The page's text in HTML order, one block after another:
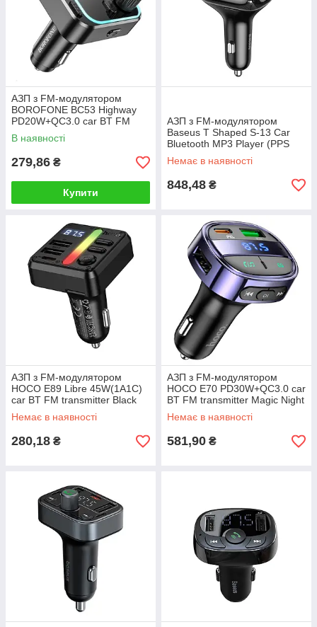
АЗП з FM-модулятором
BOROFONE BC53 Highway
PD20W+QC3.0 car BT FM
transmitter 18W Black
В наявності
279,86 ₴
Купити
АЗП з FM-модулятором
Baseus T Shaped S-13 Car
Bluetooth MP3 Player (PPS
Fast Charger Edition) Black
Немає в наявності
848,48 ₴
АЗП з FM-модулятором
HOCO E89 Libre 45W(1A1C)
car BT FM transmitter Black
Немає в наявності
280,18 ₴
АЗП з FM-модулятором
HOCO E70 PD30W+QC3.0 car
BT FM transmitter Magic Night
Немає в наявності
581,90 ₴